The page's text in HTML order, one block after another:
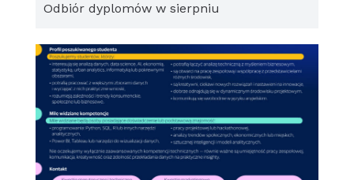
Odbiór dyplomów w sierpniu